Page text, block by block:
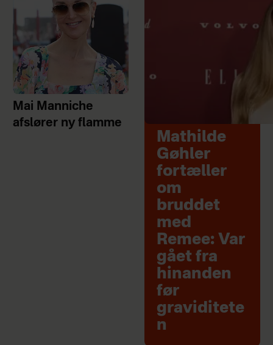
Mai Manniche
afslører ny flamme
Mathilde
Gøhler
fortæller
om
bruddet
med
Remee: Var
gået fra
hinanden
før
graviditete
n